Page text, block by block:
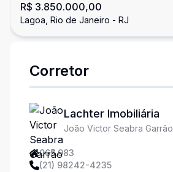
R$ 3.850.000,00
Lagoa, Rio de Janeiro - RJ
Corretor
Lachter Imobiliária
João Victor Seabra Garrão
065.983
(21) 98242-4235